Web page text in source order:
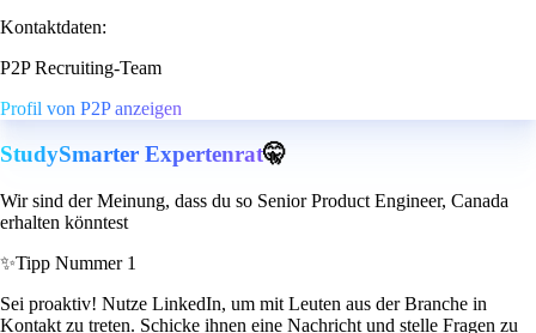
Kontaktdaten:
P2P Recruiting-Team
Profil von P2P anzeigen
StudySmarter Expertenrat🤫
Wir sind der Meinung, dass du so Senior Product Engineer, Canada
erhalten könntest
✨Tipp Nummer 1
Sei proaktiv! Nutze LinkedIn, um mit Leuten aus der Branche in
Kontakt zu treten. Schicke ihnen eine Nachricht und stelle Fragen zu